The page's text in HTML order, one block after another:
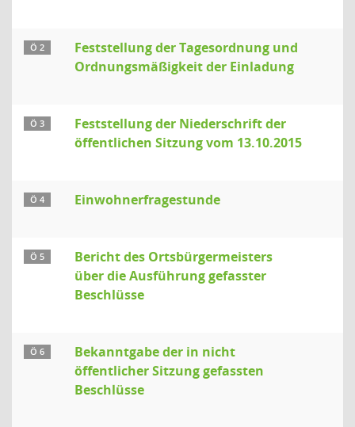
Ö 2
Feststellung der Tagesordnung und
Ordnungsmäßigkeit der Einladung
Ö 3
Feststellung der Niederschrift der
öffentlichen Sitzung vom 13.10.2015
Ö 4 Einwohnerfragestunde
Ö 5
Bericht des Ortsbürgermeisters
über die Ausführung gefasster
Beschlüsse
Ö 6
Bekanntgabe der in nicht
öffentlicher Sitzung gefassten
Beschlüsse